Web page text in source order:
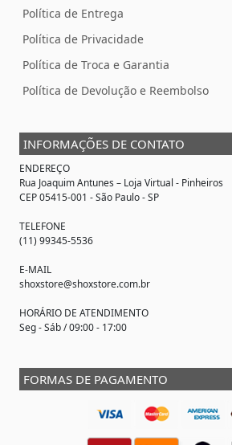
Política de Entrega
Política de Privacidade
Política de Troca e Garantia
Política de Devolução e Reembolso
INFORMAÇÕES DE CONTATO
ENDEREÇO
Rua Joaquim Antunes – Loja Virtual - Pinheiros
CEP 05415-001 - São Paulo - SP
TELEFONE
(11) 99345-5536
E-MAIL
shoxstore@shoxstore.com.br
HORÁRIO DE ATENDIMENTO
Seg - Sáb / 09:00 - 17:00
FORMAS DE PAGAMENTO